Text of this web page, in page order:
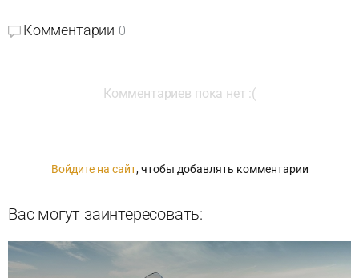
Комментарии 0
Комментариев пока нет :(
Войдите на сайт, чтобы добавлять комментарии
Вас могут заинтересовать: